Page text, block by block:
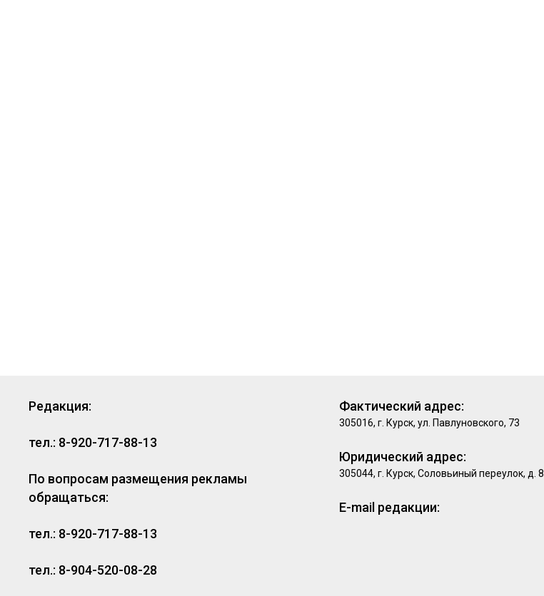
Редакция:
тел.: 8-920-717-88-13
По вопросам размещения рекламы
обращаться:
тел.: 8-920-717-88-13
тел.: 8-904-520-08-28
Фактический адрес:
305016, г. Курск, ул. Павлуновского, 73
Юридический адрес:
305044, г. Курск, Соловьиный переулок, д. 8
E-mail редакции: